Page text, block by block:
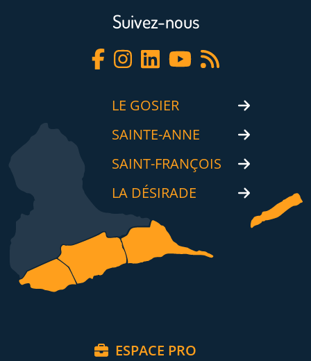
Suivez-nous
LE GOSIER
SAINTE-ANNE
SAINT-FRANÇOIS
LA DÉSIRADE
ESPACE PRO